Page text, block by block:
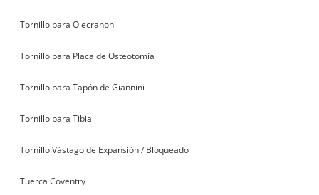
Tornillo para Olecranon
Tornillo para Placa de Osteotomía
Tornillo para Tapón de Giannini
Tornillo para Tibia
Tornillo Vástago de Expansión / Bloqueado
Tuerca Coventry